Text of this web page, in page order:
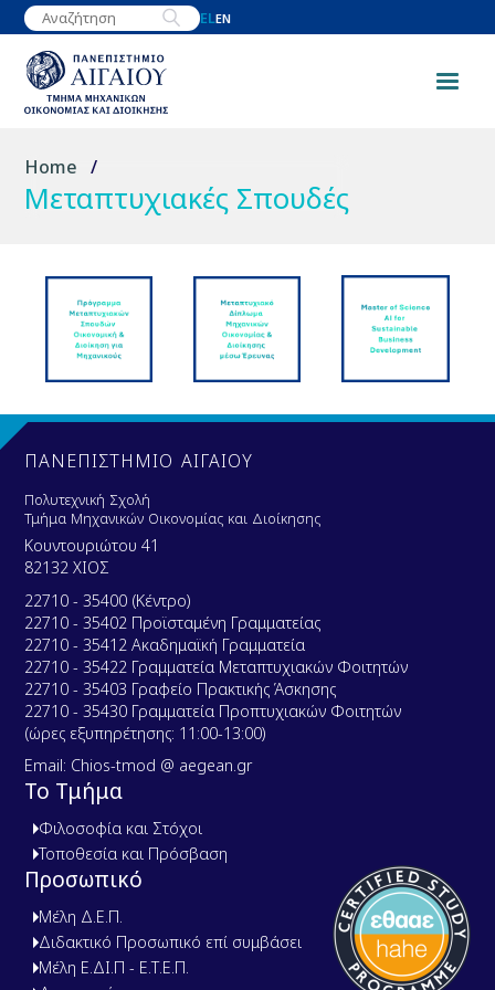
Παράκαμψη
προς
κυρίως
περιεχόμενο
ELEN
Breadcrumb
Home
Μεταπτυχιακές Σπουδές
ΠΑΝΕΠΙΣΤΗΜΙΟ ΑΙΓΑΙΟΥ
Πολυτεχνική Σχολή
Τμήμα Μηχανικών Οικονομίας και Διοίκησης
Κουντουριώτου 41
82132 ΧΙΟΣ
22710 - 35400 (Κέντρο)
22710 - 35402 Προϊσταμένη Γραμματείας
22710 - 35412 Ακαδημαϊκή Γραμματεία
22710 - 35422 Γραμματεία Μεταπτυχιακών Φοιτητών
22710 - 35403 Γραφείο Πρακτικής Άσκησης
22710 - 35430 Γραμματεία Προπτυχιακών Φοιτητών
(ώρες εξυπηρέτησης: 11:00-13:00)
Email: Chios-tmod @ aegean.gr
Το Τμήμα
Φιλοσοφία και Στόχοι
Τοποθεσία και Πρόσβαση
Προσωπικό
Μέλη Δ.Ε.Π.
Διδακτικό Προσωπικό επί συμβάσει
Μέλη Ε.ΔΙ.Π - Ε.Τ.Ε.Π.